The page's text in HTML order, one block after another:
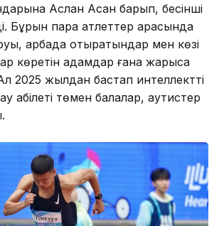
Аслан Асан барып, бесінші
Бұрын пара атлеттер арасында
арбада отыратындар мен көзі
көретін адамдар ғана жарысқа
2025 жылдан бастап интеллектті
қабілеті төмен балалар, аутистер